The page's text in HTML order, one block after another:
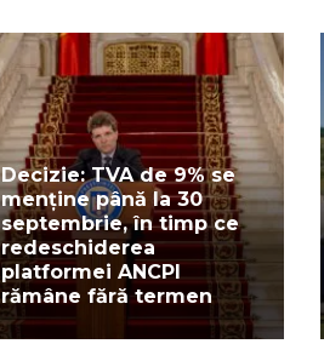
Decizie: TVA de 9% se
menține până la 30
septembrie, în timp ce
redeschiderea
platformei ANCPI
rămâne fără termen